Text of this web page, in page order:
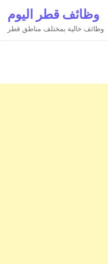
وظائف قطر اليوم
وظائف خالية بمختلف مناطق قطر